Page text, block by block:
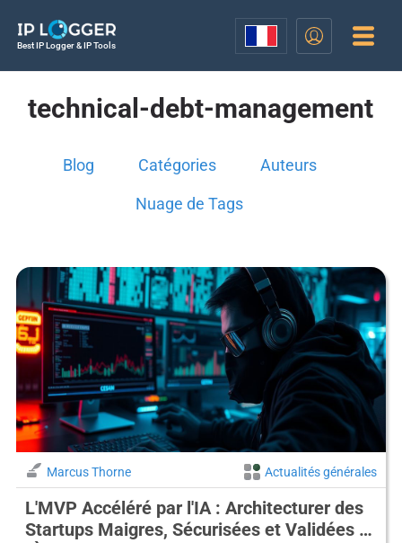
Best IP Logger & IP Tools
technical-debt-management
Blog Catégories Auteurs
Nuage de Tags
Marcus Thorne Actualités générales
L'MVP Accéléré par l'IA : Architecturer des
Startups Maigres, Sécurisées et Validées à